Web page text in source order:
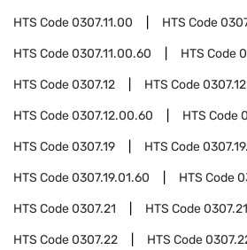
HTS Code0307.11.00 HTS Code
HTS Code0307.11.00.60 HTS Code
HTS Code0307.12 HTS Code
HTS Code0307.12.00.60 HTS Code
HTS Code0307.19 HTS Code
HTS Code0307.19.01.60 HTS Code
HTS Code0307.21 HTS Code
HTS Code0307.22 HTS Code